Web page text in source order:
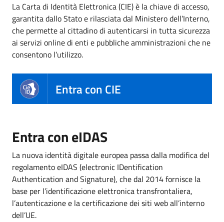
La Carta di Identità Elettronica (CIE) è la chiave di accesso,
garantita dallo Stato e rilasciata dal Ministero dell’Interno,
che permette al cittadino di autenticarsi in tutta sicurezza
ai servizi online di enti e pubbliche amministrazioni che ne
consentono l’utilizzo.
Entra con CIE
Entra con eIDAS
La nuova identità digitale europea passa dalla modifica del
regolamento eIDAS (electronic IDentification
Authentication and Signature), che dal 2014 fornisce la
base per l’identificazione elettronica transfrontaliera,
l’autenticazione e la certificazione dei siti web all’interno
dell’UE.